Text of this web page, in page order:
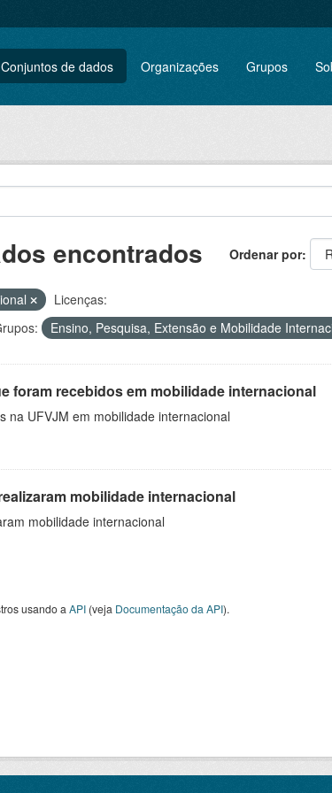
Conjuntos de dados Organizações Grupos
Ordenar por
encontrados
Licenças:
Ensino, Pesquisa, Extensão e Mobilidade
foram recebidos em mobilidade internacional
na UFVJM em mobilidade internacional
mobilidade internacional
mobilidade internacional
usando a API(veja Documentação da API).